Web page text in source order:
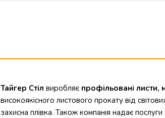
Тайгер Стіл виробляє профільовані
високоякісного листового прокату від
захисна плівка. Також компанія надає